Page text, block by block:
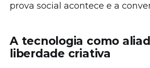
prova social acontece e a
A tecnologia como
liberdade criativa